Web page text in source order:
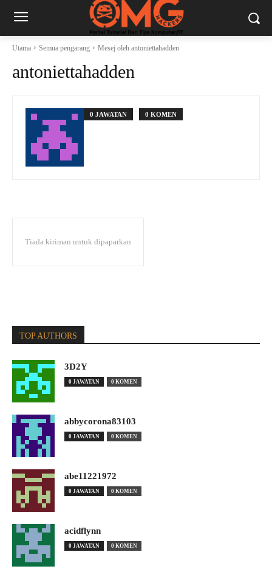
Utama Semua pengarang Mesej oleh antoniettahadden
antoniettahadden
0 JAWATAN 0 KOMEN
Tiada kiriman untuk dipaparkan
TOP AUTHORS
3D2Y
0 JAWATAN 0 KOMEN
abbycorona83103
0 JAWATAN 0 KOMEN
abe11221972
0 JAWATAN 0 KOMEN
acidflynn
0 JAWATAN 0 KOMEN